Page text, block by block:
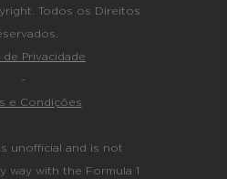
Todos os Direitos
de Privacidade
-
e Condições
unofficial and is not
way with the Formula 1